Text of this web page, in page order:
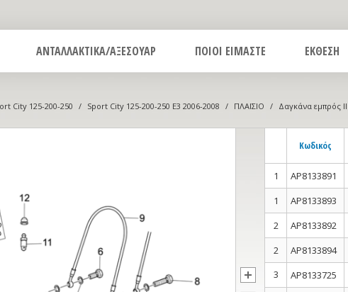
ΑΝΤΑΛΛΑΚΤΙΚΑ/ΑΞΕΣΟΥΑΡ ΠΟΙΟΙ ΕΙΜΑΣΤΕ ΕΚΘΕΣΗ
City 125-200-250 / Sport City 125-200-250 E3 2006-2008 / ΠΛΑΙΣΙΟ / Δαγκάνα εμπρός II
Κωδικός
1 AP8133891
1
AP8133893
2
AP8133892
2
AP8133894
3
AP8133725